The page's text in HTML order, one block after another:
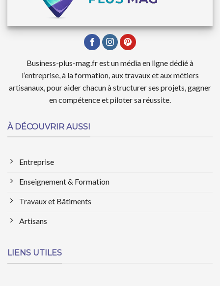
Business-plus-mag.fr est un média en ligne dédié à
l’entreprise, à la formation, aux travaux et aux métiers
artisanaux, pour aider chacun à structurer ses projets, gagner
en compétence et piloter sa réussite.
À DÉCOUVRIR AUSSI
Entreprise
Enseignement & Formation
Travaux et Bâtiments
Artisans
LIENS UTILES